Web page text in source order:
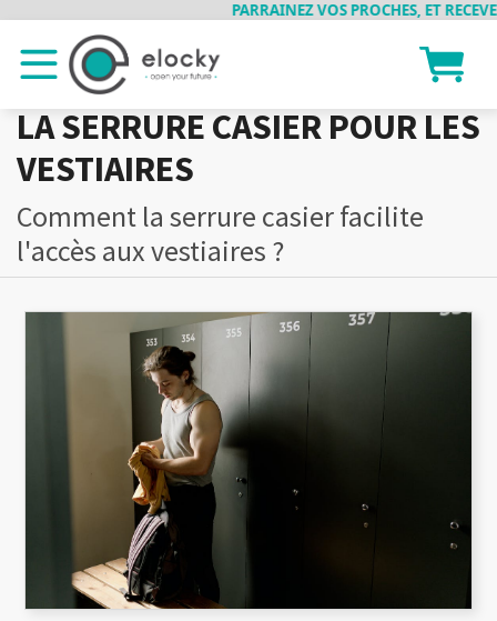
PARRAINEZ VOS PROCHES, ET
LA SERRURE CASIER POUR LES
VESTIAIRES
Comment la serrure casier facilite
l'accès aux vestiaires ?